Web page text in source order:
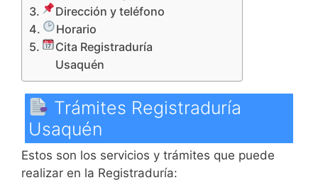
Dirección y teléfono
Horario
Cita Registraduría
Usaquén
Trámites Registraduría
Usaquén
Estos son los servicios y trámites que puede
realizar en la Registraduría: